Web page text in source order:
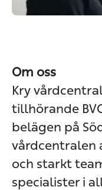
Om oss
Kry
tillhörande
belägen på
vårdcentralen
och starkt
specialister i